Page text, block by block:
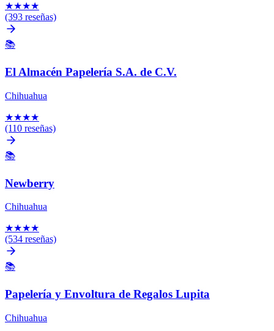
★★★★
(393 reseñas)
📚
El Almacén Papelería S.A. de C.V.
Chihuahua
★★★★
(110 reseñas)
📚
Newberry
Chihuahua
★★★★
(534 reseñas)
📚
Papelería y Envoltura de Regalos Lupita
Chihuahua